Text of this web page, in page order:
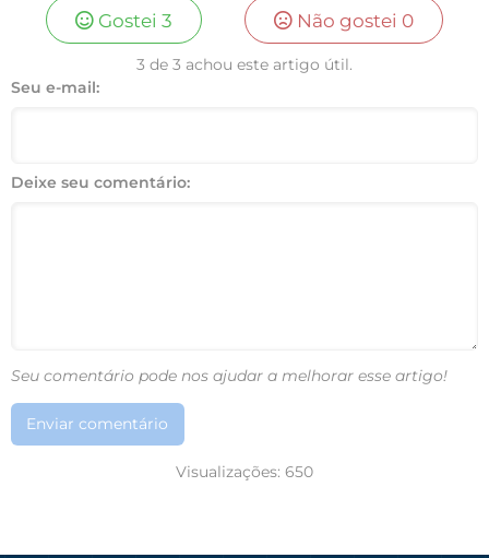
Gostei3 Não gostei 0
3 de 3 achou este artigo útil.
Seu e-mail:
Deixe seu comentário:
Seu comentário pode nos ajudar a melhorar esse artigo!
Enviar comentário
Visualizações: 650